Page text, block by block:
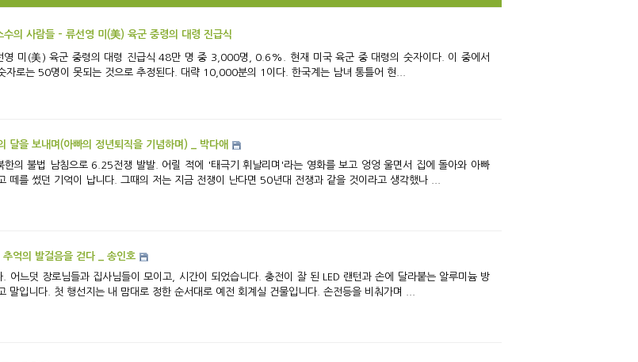
수의 사람들 - 류선영 미(美) 육군 중령의 대령 진급식
자로는 50명이 못되는 것으로 추정된다. 대략 10,000분의 1이다. 한국계는 남녀 통틀어 현...
달을 보내며(아빠의 정년퇴직을 기념하며) _ 박다애
의 불법 남침으로 6.25전쟁 발발. 어릴 적에 '태극기 휘날리며'라는 영화를 보고 엉엉 울면서 집에 돌아와 아빠
떼를 썼던 기억이 납니다. 그때의 저는 지금 전쟁이 난다면 50년대 전쟁과 같을 것이라고 생각했나 ...
억의 발걸음을 걷다 _ 송인호
. 어느덧 장로님들과 집사님들이 모이고, 시간이 되었습니다. 충전이 잘 된 LED 랜턴과 손에 달라붙는 알루미늄 방
말입니다. 첫 행선지는 내 맘대로 정한 순서대로 예전 회계실 건물입니다. 손전등을 비춰가며 ...